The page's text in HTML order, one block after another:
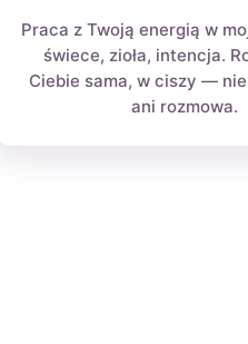
Praca z Twoją energią w
świece, zioła, intencja.
Ciebie sama, w ciszy —
ani rozmowa.